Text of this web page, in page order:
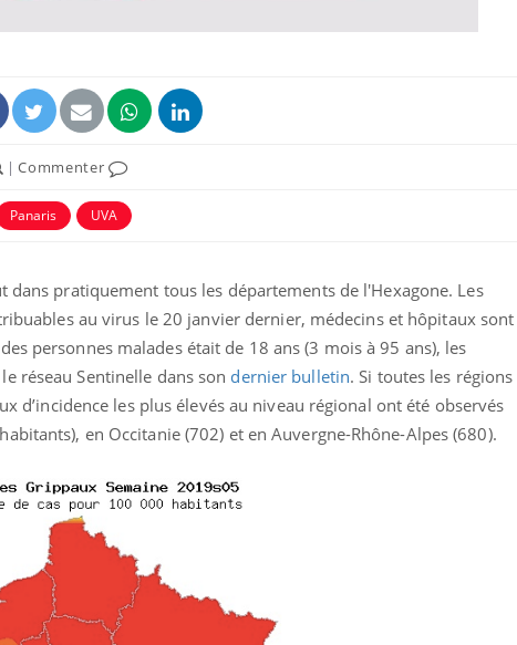
|Commenter
Panaris UVA
dans pratiquement tous les départements de l'Hexagone. Les
au virus le 20 janvier dernier, médecins et hôpitaux sont
personnes malades était de 18 ans (3 mois à 95 ans), les
réseau Sentinelle dans son dernier bulletin. Si toutes les régions
d’incidence les plus élevés au niveau régional ont été observés
en Occitanie (702) et en Auvergne-Rhône-Alpes (680).
mentale : et si on
Youtube
d'idées reçues chez les
parfois chez les soignants.
rythme de vie ! Vacances, plage, piscine,
soleil, activités en plein air… Nos mains